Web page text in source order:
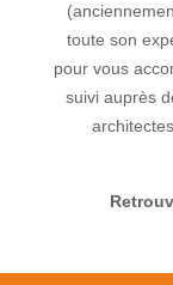
toute son
pour vous
suivi auprès